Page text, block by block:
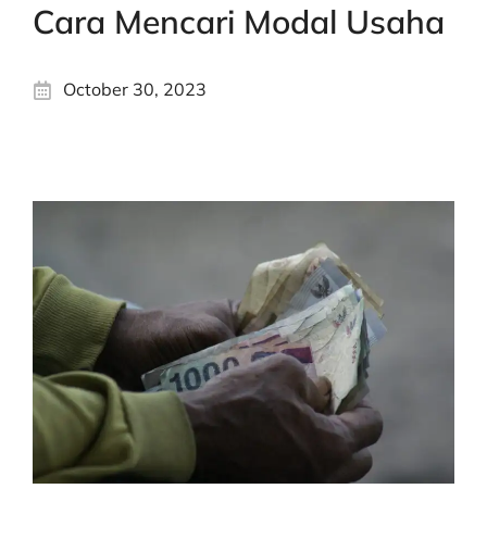
Cara Mencari Modal Usaha
October 30, 2023